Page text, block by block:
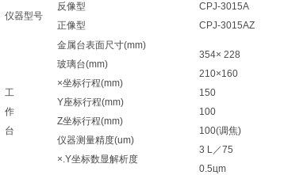
仪器型号
反像型
正像型
CPJ-3015A
CPJ-3015AZ
工
作
台
金属台表面尺寸(mm)
玻璃台(mm)
×坐标行程(mm)
Y座标行程(mm)
Z坐标行程(mm)
仪器测量精度(um)
×.Y坐标数显解析度
354× 228
210×160
150
100
100(调焦)
3 L／75
0.5цm